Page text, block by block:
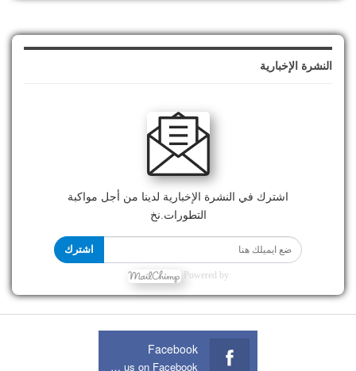
النشرة الإخبارية
اشترك في النشرة الإخبارية لدينا من أجل مواكبة
التطورات.نخ
اشترك
Powered by
Facebook
Join us on Facebook